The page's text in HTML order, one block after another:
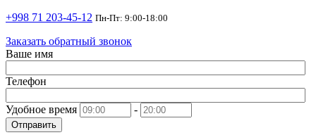
+998 71 203-45-12 Пн-Пт: 9:00-18:00
Заказать обратный звонок
Ваше имя
Телефон
Удобное время -
Отправить